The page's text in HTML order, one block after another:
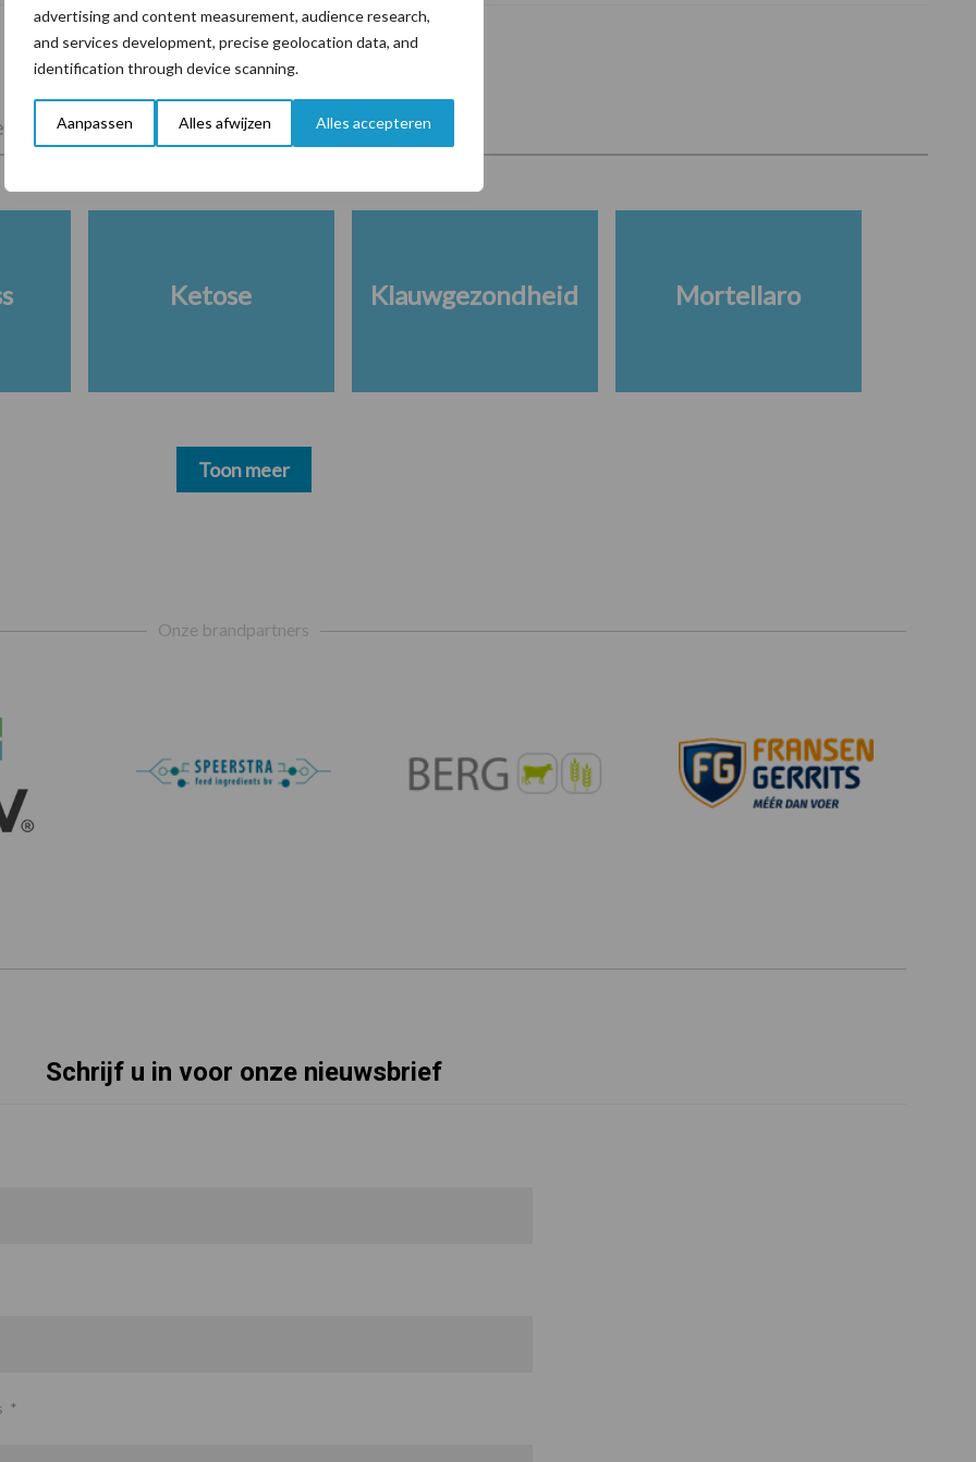
advertising and content measurement, audience research,
and services development, precise geolocation data, and
identification through device scanning.
Aanpassen Alles afwijzen Alles accepteren
Veevoer Wet en regelgeving
Ketose Klauwgezondheid Mortellaro
Toon meer
Onze brandpartners
Schrijf u in voor onze nieuwsbrief
*